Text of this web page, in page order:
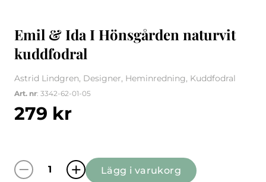
Emil & Ida I Hönsgården naturvit
kuddfodral
Astrid Lindgren, Designer, Heminredning, Kuddfodral
Art. nr: 3342-62-01-05
279 kr
Emil & Ida I Hönsgården naturvit kuddfodral
Lägg i varukorg